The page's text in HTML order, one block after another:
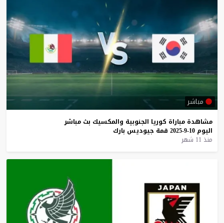
مباشر
مشاهدة مباراة كوريا الجنوبية والمكسيك بث مباشر
اليوم 10-9-2025 قمة جيوديس بارك
منذ 11 شهر